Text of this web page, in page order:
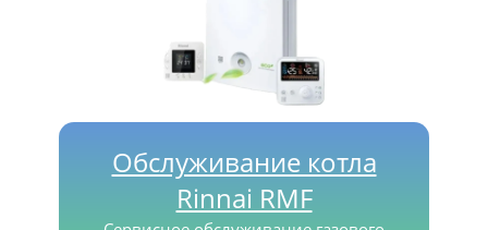
Обслуживание котла
Rinnai RMF